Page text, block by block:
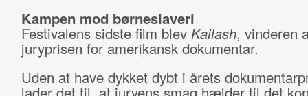
Kampen mod børneslaveri
Festivalens sidste film blev Kailash, vinderen
juryprisen for amerikansk dokumentar.
Uden at have dykket dybt i årets